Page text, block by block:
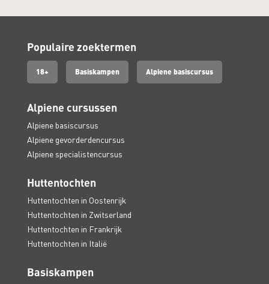
Populaire zoektermen
18+ Basiskampen Alpiene basiscursus
Alpiene cursussen
Alpiene basiscursus
Alpiene gevorderdencursus
Alpiene specialistencursus
Huttentochten
Huttentochten in Oostenrijk
Huttentochten in Zwitserland
Huttentochten in Frankrijk
Huttentochten in Italië
Basiskampen